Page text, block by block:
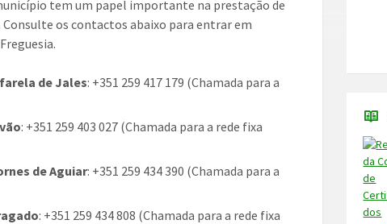
tem um papel importante na prestação de
os contactos abaixo para entrar em
de Jales: +351 259 417 179 (Chamada para a
: +351 259 403 027 (Chamada para a rede fixa
de Aguiar: +351 259 434 390 (Chamada para a
: +351 259 434 808 (Chamada para a rede fixa